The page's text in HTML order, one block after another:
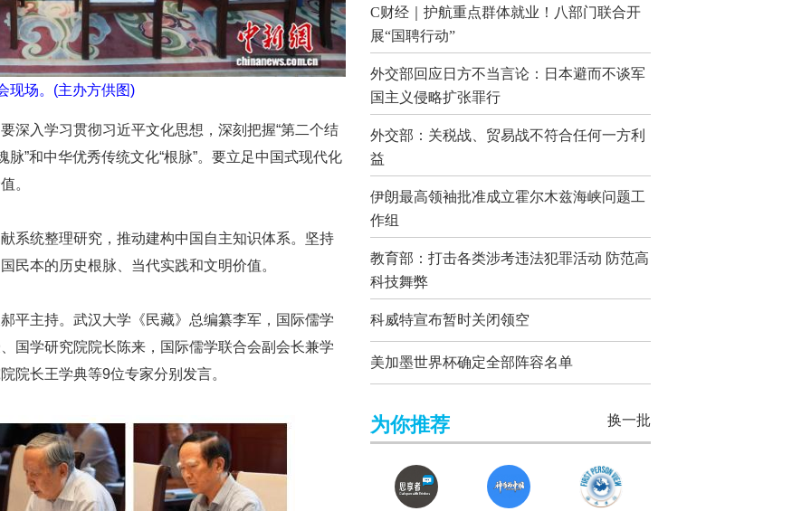
现场。(主办方供图)
深入学习贯彻习近平文化思想，深刻把握“第二个结
脉”和中华优秀传统文化“根脉”。要立足中国式现代化
。
系统整理研究，推动建构中国自主知识体系。坚持
民本的历史根脉、当代实践和文明价值。
平主持。武汉大学《民藏》总编纂李军，国际儒学
国学研究院院长陈来，国际儒学联合会副会长兼学
院长王学典等9位专家分别发言。
C财经｜护航重点群体就业！八部门联合开
展“国聘行动”
外交部回应日方不当言论：日本避而不谈军
国主义侵略扩张罪行
外交部：关税战、贸易战不符合任何一方利
益
伊朗最高领袖批准成立霍尔木兹海峡问题工
作组
教育部：打击各类涉考违法犯罪活动 防范高
科技舞弊
科威特宣布暂时关闭领空
美加墨世界杯确定全部阵容名单
为你推荐 换一批